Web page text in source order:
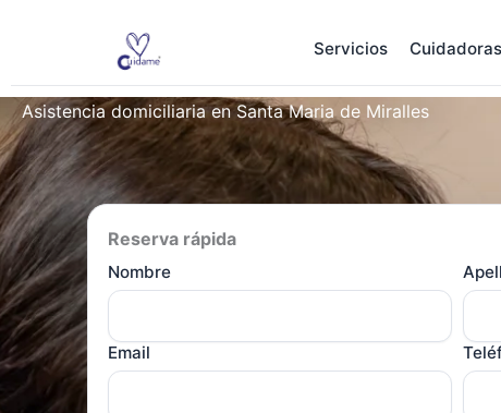
Servicios Cuidadoras
Asistencia domiciliaria en Santa Maria de Miralles
Reserva rápida
Nombre
Email